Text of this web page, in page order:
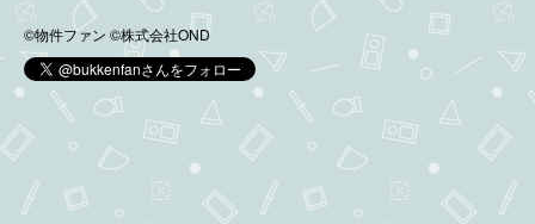
©物件ファン ©株式会社OND